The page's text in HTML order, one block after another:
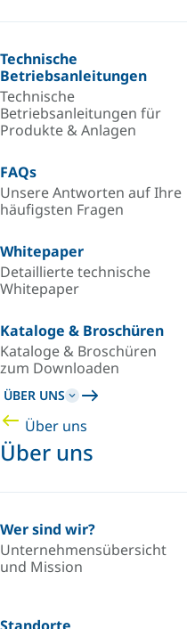
Technische
Betriebsanleitungen
Technische
Betriebsanleitungen für
Produkte & Anlagen
FAQs
Unsere Antworten auf Ihre
häufigsten Fragen
Whitepaper
Detaillierte technische
Whitepaper
Kataloge & Broschüren
Kataloge & Broschüren
zum Downloaden
ÜBER UNS
Über uns
Über uns
Wer sind wir?
Unternehmensübersicht
und Mission